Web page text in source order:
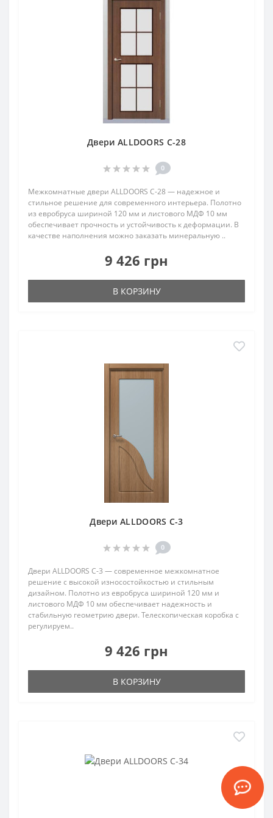
Двери ALLDOORS C-28
0
Межкомнатные двери ALLDOORS C-28 — надежное и
стильное решение для современного интерьера. Полотно
из евробруса шириной 120 мм и листового МДФ 10 мм
обеспечивает прочность и устойчивость к деформации. В
качестве наполнения можно заказать минеральную ..
9 426 грн
В КОРЗИНУ
Двери ALLDOORS C-3
0
Двери ALLDOORS C-3 — современное межкомнатное
решение с высокой износостойкостью и стильным
дизайном. Полотно из евробруса шириной 120 мм и
листового МДФ 10 мм обеспечивает надежность и
стабильную геометрию двери. Телескопическая коробка с
регулируем..
9 426 грн
В КОРЗИНУ